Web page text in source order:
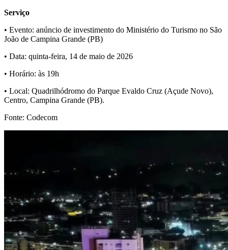
Serviço
• Evento: anúncio de investimento do Ministério do Turismo no São
João de Campina Grande (PB)
• Data: quinta-feira, 14 de maio de 2026
• Horário: às 19h
• Local: Quadrilhódromo do Parque Evaldo Cruz (Açude Novo),
Centro, Campina Grande (PB).
Fonte: Codecom